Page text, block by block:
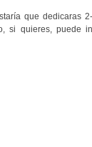
que dedicaras
si quieres, puede